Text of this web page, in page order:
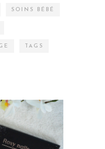
SOINS BÉBÉ
TAGS